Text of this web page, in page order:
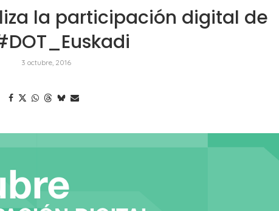
la participación digital de
3 octubre, 2016